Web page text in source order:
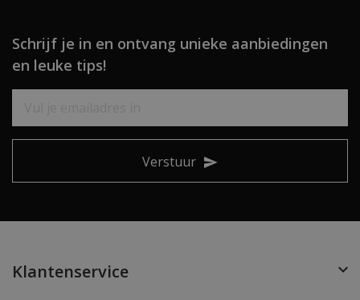
Schrijf je in en ontvang unieke aanbiedingen
en leuke tips!
Verstuur
Klantenservice